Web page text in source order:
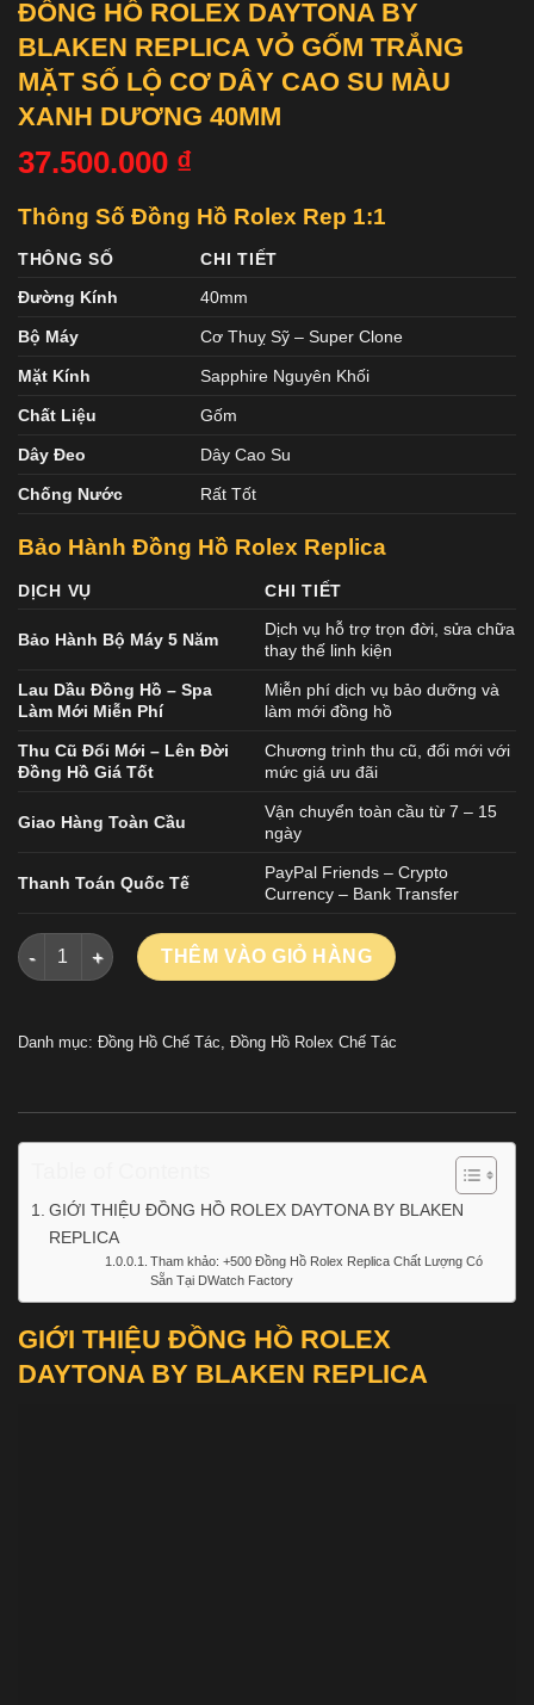
ĐỒNG HỒ ROLEX DAYTONA BY
BLAKEN REPLICA VỎ GỐM TRẮNG
MẶT SỐ LỘ CƠ DÂY CAO SU MÀU
XANH DƯƠNG 40MM
37.500.000 ₫
Thông Số Đồng Hồ Rolex Rep 1:1
THÔNG SỐ
CHI TIẾT
Đường Kính
40mm
Bộ Máy Cơ Thuỵ Sỹ – Super Clone
Mặt Kính Sapphire Nguyên Khối
Chất Liệu Gốm
Dây Đeo Dây Cao Su
Chống Nước Rất Tốt
Bảo Hành Đồng Hồ Rolex Replica
DỊCH VỤ CHI TIẾT
Bảo Hành Bộ Máy 5 Năm
Dịch vụ hỗ trợ trọn đời, sửa chữa
thay thế linh kiện
Lau Dầu Đồng Hồ – Spa
Làm Mới Miễn Phí
Miễn phí dịch vụ bảo dưỡng và
làm mới đồng hồ
Thu Cũ Đổi Mới – Lên Đời
Đồng Hồ Giá Tốt
Chương trình thu cũ, đổi mới với
mức giá ưu đãi
Giao Hàng Toàn Cầu
Vận chuyển toàn cầu từ 7 – 15
ngày
Thanh Toán Quốc Tế
PayPal Friends – Crypto
Currency – Bank Transfer
ĐỒNG HỒ ROLEX DAYTONA BY BLAKEN REPLICA VỎ GỐM
THÊM VÀO GIỎ HÀNG
Danh mục: Đồng Hồ Chế Tác Đồng Hồ Rolex Chế Tác
GIỚI THIỆU ĐỒNG HỒ ROLEX DAYTONA BY BLAKEN
REPLICA
Tham khảo: +500 Đồng Hồ Rolex Replica Chất Lượng Có
Sẵn Tại DWatch Factory
GIỚI THIỆU ĐỒNG HỒ ROLEX
DAYTONA BY BLAKEN REPLICA